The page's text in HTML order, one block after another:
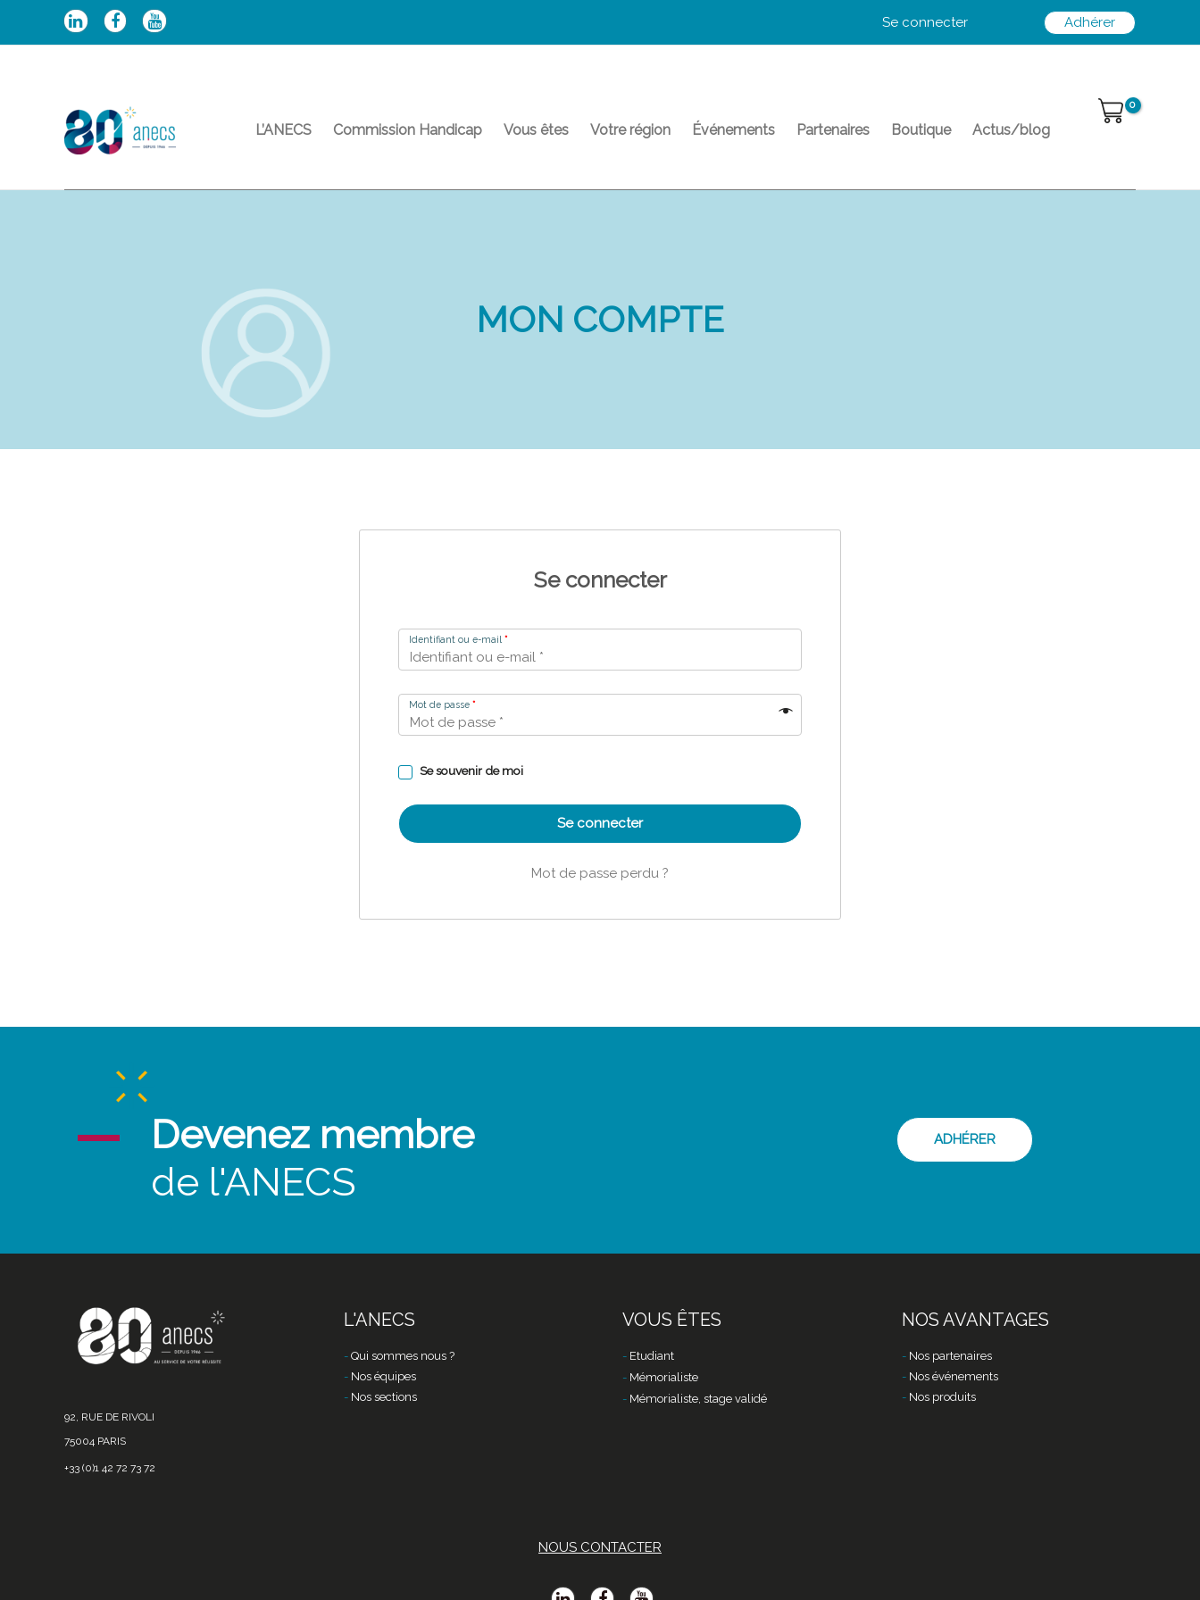
Se connecter Adhérer
L’ANECS Commission Handicap Vous êtes Votre région Événements Partenaires Boutique Actus/blog
MON COMPTE
Se connecter
Identifiant ou e-mail *
Mot de passe *
Se souvenir de moi
Se connecter
Mot de passe perdu ?
Devenez membre
de l'ANECS
ADHÉRER
92, RUE DE RIVOLI
75004 PARIS
+33 (0)1 42 72 73 72
L'ANECS
Qui sommes nous ?
Nos équipes
Nos sections
VOUS ÊTES
Etudiant
Mémorialiste
Mémorialiste, stage validé
NOS AVANTAGES
Nos partenaires
Nos événements
Nos produits
NOUS CONTACTER